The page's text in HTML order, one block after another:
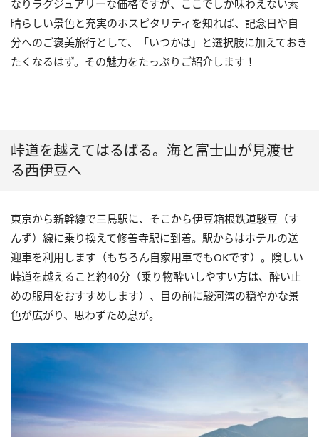
なりラグジュアリーな価格ですが、ここでしか味わえない素
晴らしい景色と充実のホスピタリティを知れば、記念日や自
分へのご褒美旅行として、「いつかは」と選択肢に加えておき
たくなるはず。その魅力をたっぷりご紹介します！
峠道を越えてはるばる。海と富士山が見渡せ
る西伊豆へ
東京から新幹線で三島駅に、そこから伊豆箱根鉄道駿豆（す
んず）線に乗り換えて修善寺駅に到着。駅からはホテルの送
迎車を利用します（もちろん自家用車でもOKです）。険しい
峠道を越えること約40分（乗り物酔いしやすい方は、酔い止
めの服用をおすすめします）、目の前に駿河湾の穏やかな景
色が広がり、思わずため息が。